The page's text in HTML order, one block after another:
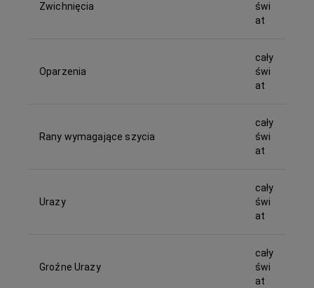
Zwichnięcia
świ
at
Oparzenia
cały
świ
at
Rany wymagające szycia
cały
świ
at
Urazy
cały
świ
at
Groźne Urazy
cały
świ
at